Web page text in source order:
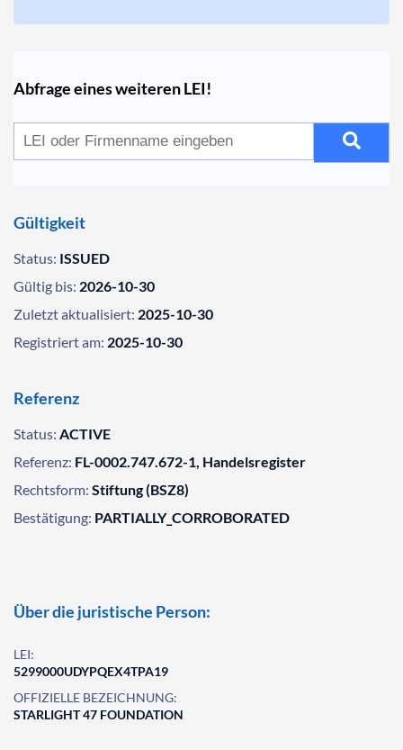
Abfrage eines weiteren LEI!
Gültigkeit
Status: ISSUED
Gültig bis: 2026-10-30
Zuletzt aktualisiert: 2025-10-30
Registriert am: 2025-10-30
Referenz
Status: ACTIVE
Referenz: FL-0002.747.672-1, Handelsregister
Rechtsform: Stiftung (BSZ8)
Bestätigung: PARTIALLY_CORROBORATED
Über die juristische Person:
LEI:
5299000UDYPQEX4TPA19
OFFIZIELLE BEZEICHNUNG:
STARLIGHT 47 FOUNDATION